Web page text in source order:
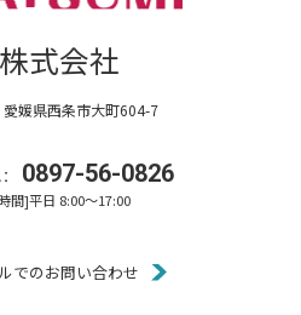
式会社
媛県西条市大町604-7
0897-56-0826
間]平日 8:00～17:00
でのお問い合わせ